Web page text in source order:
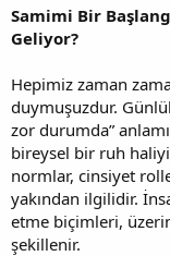
ş
a
a
n
ç
i
h
i
Samimi Bir
Geliyor?
Hepimiz zaman
duymuşuzdur.
zor durumda”
bireysel bir ruh
normlar, cinsiyet
yakından ilgilidir.
etme biçimleri,
şekillenir.